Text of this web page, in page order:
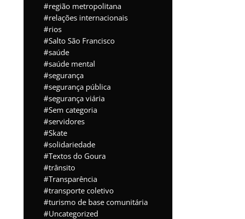
região metropolitana
relações internacionais
rios
Salto São Francisco
saúde
saúde mental
segurança
segurança pública
segurança viária
Sem categoria
servidores
Skate
solidariedade
Textos do Goura
trânsito
Transparência
transporte coletivo
turismo de base comunitária
Uncategorized